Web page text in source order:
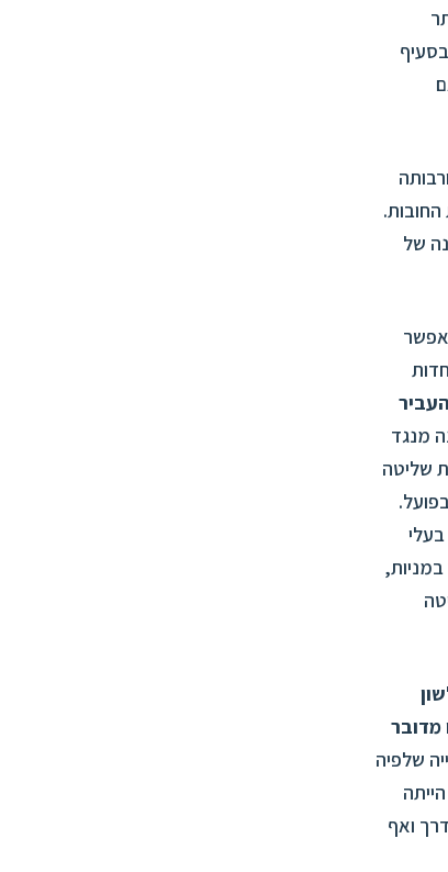
של
ההסדרים מאפשר
מנגד
כבעלת שליטה
שבו מדובר
שלפיה
ואף